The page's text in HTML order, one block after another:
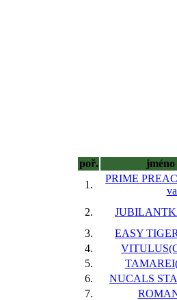
poř.
1.
PRIME
2.
3.
EASY
4.
5.
6.
NUCALS
7.